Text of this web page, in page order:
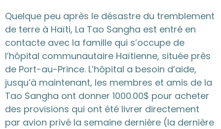
Quelque peu après le désastre du tremblement
de terre à Haïti, La Tao Sangha est entré en
contacte avec la famille qui s’occupe de
l’hôpital communautaire Haïtienne, située près
de Port-au-Prince. L’hôpital a besoin d’aide,
jusqu’à maintenant, les membres et amis de la
Tao Sangha ont donner 1000.00$ pour acheter
des provisions qui ont été livrer directement
par avion privé la semaine dernière (la dernière